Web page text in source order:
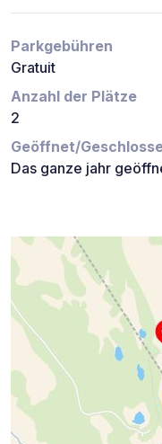
Parkgebühren
Gratuit
Anzahl der Plätze
2
Geöffnet/
Das ganze jahr